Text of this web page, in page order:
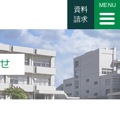
資料
請求